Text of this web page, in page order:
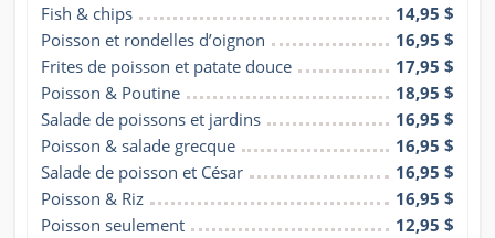
Fish & chips
14,95 $
Poisson et rondelles d’oignon
16,95 $
Frites de poisson et patate douce
17,95 $
Poisson & Poutine
18,95 $
Salade de poissons et jardins
16,95 $
Poisson & salade grecque
16,95 $
Salade de poisson et César
16,95 $
Poisson & Riz
16,95 $
Poisson seulement
12,95 $